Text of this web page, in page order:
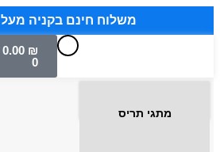
משלוח חינם בקניה מעל 299 ש"ח
0.00 ₪
0
מתגי תריס